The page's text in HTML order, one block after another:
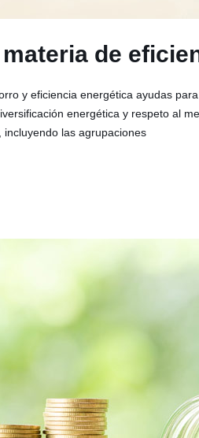
de
y eficiencia energética ayudas
energética y respeto al
las agrupaciones